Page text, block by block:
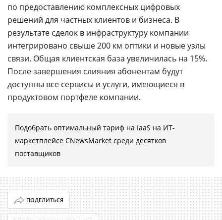
по предоставлению комплексных цифровых
решений для частных клиентов и бизнеса. В
результате сделок в инфраструктуру компании
интегрировано свыше 200 км оптики и новые узлы
связи. Общая клиентская база увеличилась на 15%.
После завершения слияния абонентам будут
доступны все сервисы и услуги, имеющиеся в
продуктовом портфеле компании.
Подобрать оптимальный тариф на IaaS на ИТ-
маркетплейсе CNewsMarket среди десятков
поставщиков
ПОДЕЛИТЬСЯ